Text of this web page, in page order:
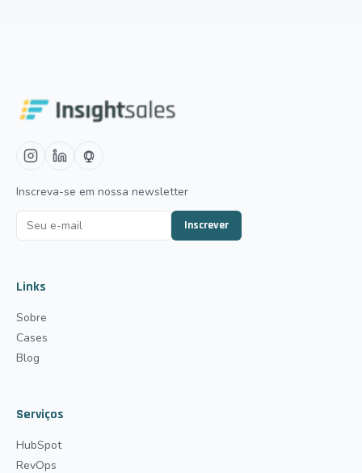
Inscreva-se em nossa newsletter
Inscrever
Links
Sobre
Cases
Blog
Serviços
HubSpot
RevOps